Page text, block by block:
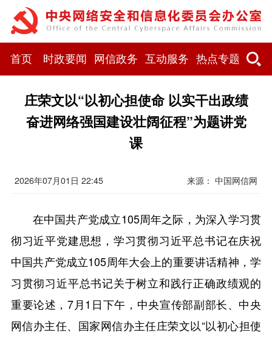
首页 时政要闻 网信政务 互动服务 热点专题
庄荣文以“以初心担使命 以实干出政绩
奋进网络强国建设壮阔征程”为题讲党
课
2026年07月01日 22:45 来源：中国网信网
在中国共产党成立105周年之际，为深入学习贯
彻习近平党建思想，学习贯彻习近平总书记在庆祝
中国共产党成立105周年大会上的重要讲话精神，学
习贯彻习近平总书记关于树立和践行正确政绩观的
重要论述，7月1日下午，中央宣传部副部长、中央
网信办主任、国家网信办主任庄荣文以“以初心担使